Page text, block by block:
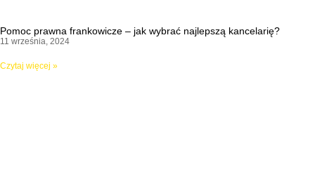
Pomoc prawna frankowicze – jak wybrać najlepszą kancelarię?
11 września, 2024
Czytaj więcej »